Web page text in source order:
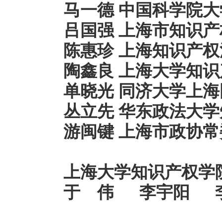
马一德 中国科学院
吕国强 上海市知识
陈惠珍 上海知识产
陶鑫良 上海大学知
单晓光 同济大学上
丛立先 华东政法大
游闽键 上海市政协
上海大学知识产权
于 伟 李宇阳 李